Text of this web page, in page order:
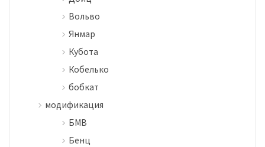
Вольво
Янмар
Кубота
Кобелько
бобкат
модификация
БМВ
Бенц